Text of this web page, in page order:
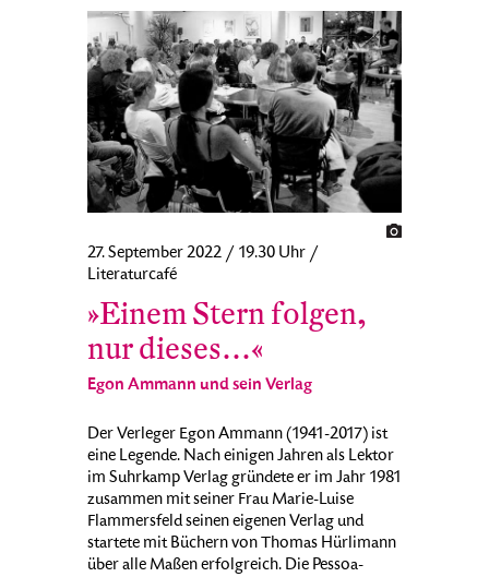
27. September 2022 / 19.30 Uhr /
Literaturcafé
»Einem Stern folgen,
nur dieses…«
Egon Ammann und sein Verlag
Der Verleger Egon Ammann (1941-2017) ist
eine Legende. Nach einigen Jahren als Lektor
im Suhrkamp Verlag gründete er im Jahr 1981
zusammen mit seiner Frau Marie-Luise
Flammersfeld seinen eigenen Verlag und
startete mit Büchern von Thomas Hürlimann
über alle Maßen erfolgreich. Die Pessoa-